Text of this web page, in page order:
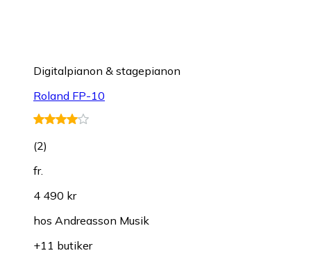
Digitalpianon & stagepianon
Roland FP-10
(2)
fr.
4 490 kr
hos Andreasson Musik
+11 butiker